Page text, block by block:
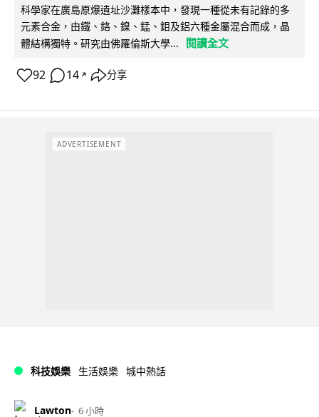
科學家在廣島原爆遺址沙灘樣本中，發現一種從未有記錄的多
元素合金，由鐵、鉻、鎳、錳、鉬及鋁六種金屬混合而成，晶
體結構獨特。研究由佛羅倫斯大學...
閱讀全文
92 14 ↗ 分享
ADVERTISEMENT
科技娛樂 生活娛樂 城中熱話
Lawton 6 小時